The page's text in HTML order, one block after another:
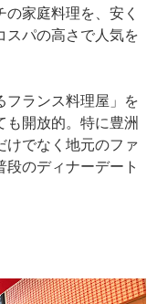
家庭料理を、安く
スパの高さで人気を
フランス料理屋」を
も開放的。特に豊洲
けでなく地元のファ
のディナーデート